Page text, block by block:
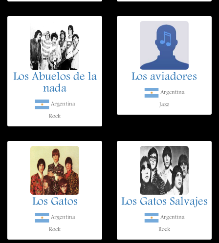
Los Abuelos de la
nada
Argentina
Rock
Los aviadores
Argentina
Jazz
Los Gatos
Argentina
Rock
Los Gatos Salvajes
Argentina
Rock